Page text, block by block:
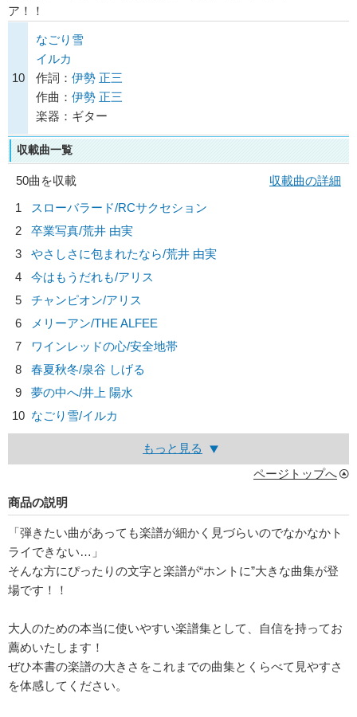
ア！！
10
なごり雪
イルカ
作詞： 伊勢 正三
作曲： 伊勢 正三
楽器：ギター
収載曲一覧
50曲を収載
収載曲の詳細
1
スローバラード/RCサクセション
2
卒業写真/荒井 由実
3
やさしさに包まれたなら/荒井 由実
4
今はもうだれも/アリス
5
チャンピオン/アリス
6
メリーアン/THE ALFEE
7
ワインレッドの心/安全地帯
8
春夏秋冬/泉谷 しげる
9
夢の中へ/井上 陽水
10 なごり雪/イルカ
もっと見る
ページトップへ
商品の説明
「弾きたい曲があっても楽譜が細かく見づらいのでなかなかト
ライできない…」
そんな方にぴったりの文字と楽譜が“ホントに”大きな曲集が登
場です！！
大人のための本当に使いやすい楽譜集として、自信を持ってお
薦めいたします！
ぜひ本書の楽譜の大きさをこれまでの曲集とくらべて見やすさ
を体感してください。